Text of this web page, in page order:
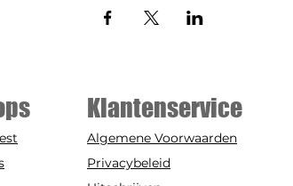
Klantenservice
Algemene Voorwaarden
Privacybeleid